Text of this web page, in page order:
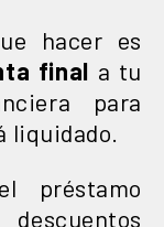
hacer es
final a tu
para
préstamo